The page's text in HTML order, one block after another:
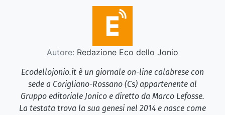
Autore: Redazione Eco dello Jonio
Ecodellojonio.it è un giornale on-line calabrese con
sede a Corigliano-Rossano (Cs) appartenente al
Gruppo editoriale Jonico e diretto da Marco Lefosse.
La testata trova la sua genesi nel 2014 e nasce come